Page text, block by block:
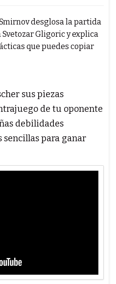
desglosa la partida
Svetozar Gligoric y explica
que puedes copiar
sus piezas
de tu oponente
debilidades
sencillas para ganar